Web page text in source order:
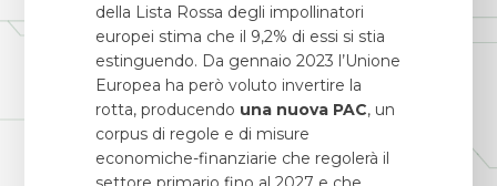
della Lista Rossa degli impollinatori
europei stima che il 9,2% di essi si stia
estinguendo. Da gennaio 2023 l’Unione
Europea ha però voluto invertire la
rotta, producendo una nuova PAC, un
corpus di regole e di misure
economiche-finanziarie che regolerà il